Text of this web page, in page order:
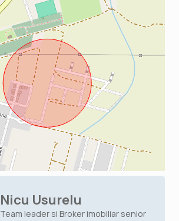
Nicu Usurelu
Team leader si Broker imobiliar senior